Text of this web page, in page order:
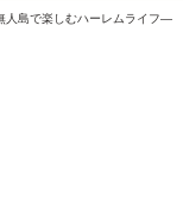
人島で楽しむハーレムライフ―